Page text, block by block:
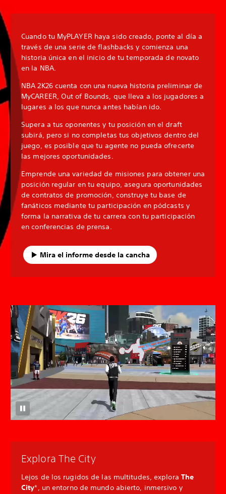
Cuando tu MyPLAYER haya sido creado, ponte al día a
través de una serie de flashbacks y comienza una
historia única en el inicio de tu temporada de novato
en la NBA.
NBA 2K26 cuenta con una nueva historia preliminar de
MyCAREER, Out of Bounds, que lleva a los jugadores a
lugares a los que nunca antes habían ido.
Supera a tus oponentes y tu posición en el draft
subirá, pero si no completas tus objetivos dentro del
juego, es posible que tu agente no pueda ofrecerte
las mejores oportunidades.
Emprende una variedad de misiones para obtener una
posición regular en tu equipo, asegura oportunidades
de contratos de promoción, construye tu base de
fanáticos mediante tu participación en pódcasts y
forma la narrativa de tu carrera con tu participación
en conferencias de prensa.
Mira el informe desde la cancha
Explora The City
Lejos de los rugidos de las multitudes, explora The
City*, un entorno de mundo abierto, inmersivo y